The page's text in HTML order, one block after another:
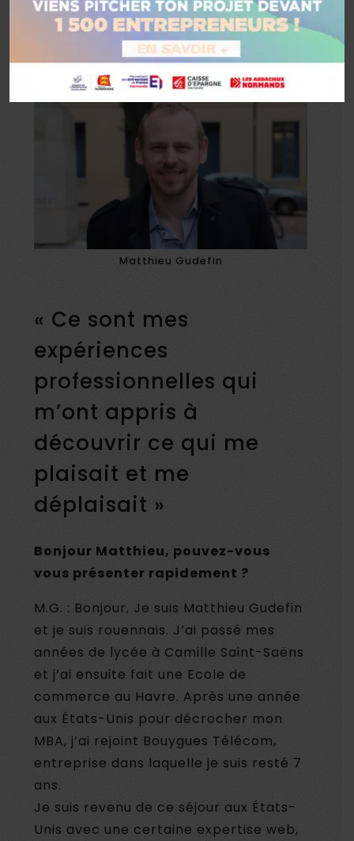
Webet entrepreneur expérimenté qui
nous partage son expérience et ses
conseils pour se lancer dans l’aventure
entrepreneuriale !
Matthieu Gudefin
« Ce sont mes
expériences
professionnelles qui
m’ont appris à
découvrir ce qui me
plaisait et me
déplaisait »
Bonjour Matthieu, pouvez-vous
vous présenter rapidement ?
M.G. : Bonjour, Je suis Matthieu Gudefin
et je suis rouennais. J’ai passé mes
années de lycée à Camille Saint-Saëns
et j’ai ensuite fait une Ecole de
commerce au Havre. Après une année
aux États-Unis pour décrocher mon
MBA, j’ai rejoint Bouygues Télécom,
entreprise dans laquelle je suis resté 7
ans.
Je suis revenu de ce séjour aux États-
Unis avec une certaine expertise web,